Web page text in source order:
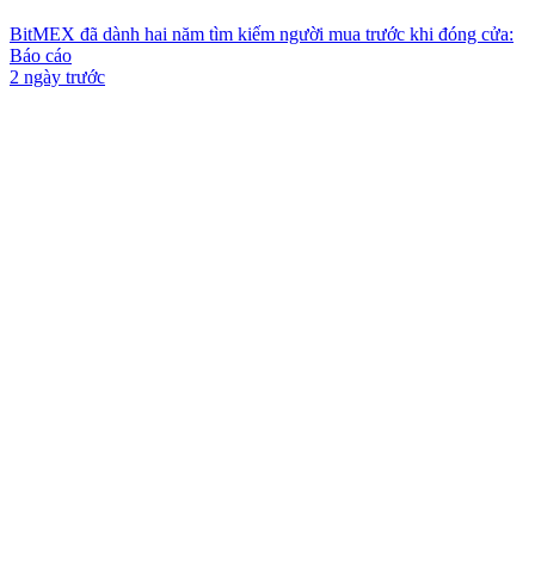
BitMEX đã dành hai năm tìm kiếm người mua trước khi đóng cửa:
Báo cáo
2 ngày trước